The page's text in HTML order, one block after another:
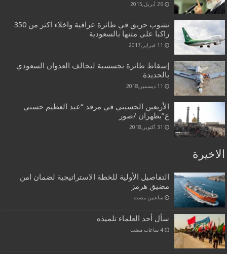
26 أبريل,2015
نشوب حريق في طائرة عراقية واخلاء اكثر من 350
راكبا على متنها بالسعودية
11 فبراير,2017
إسقاط طائرة تجسسية لتحالف العدوان السعودي
بالحديدة
11 ديسمبر,2018
الأربعين الحسيني في مرقد “عبد العظيم حسني
ع”بطهران /صور
31 أكتوبر,2018
الاخيرة
التفاصيل الأولية للخطة الاستراتيجية لضمان امن
مضيق هرمز
‏ساعتين مضت
سأل أحد العلماء تلميذه
‏4 ساعات مضت